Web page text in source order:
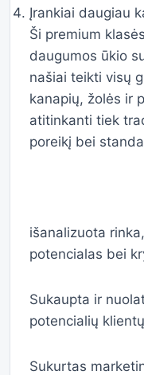
Įrankiai daugiau
Ši premium
daugumos ūkio
našiai teikti visų
kanapių, žolės ir
atitinkanti tiek
poreikį bei
išanalizuota
potencialas bei
Sukaupta ir
potencialių
Sukurtas